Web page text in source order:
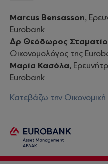
Marcus Bensasson,
Eurobank
Δρ Θεόδωρος
Οικονομολόγος της
Μαρία Κασόλα,
Eurobank
Κατεβάζω την